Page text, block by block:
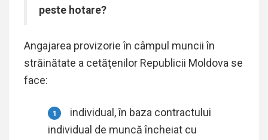
peste hotare?
Angajarea provizorie în câmpul muncii în
străinătate a cetăţenilor Republicii Moldova se
face:
individual, în baza contractului
individual de muncă încheiat cu